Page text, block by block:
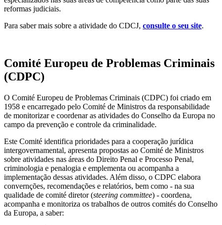
reformas judiciais.
Para saber mais sobre a atividade do CDCJ, consulte o seu site.
Comité Europeu de Problemas Criminais
(CDPC)
O Comité Europeu de Problemas Criminais (CDPC) foi criado em
1958 e encarregado pelo Comité de Ministros da responsabilidade
de monitorizar e coordenar as atividades do Conselho da Europa no
campo da prevenção e controle da criminalidade.
Este Comité identifica prioridades para a cooperação jurídica
intergovernamental, apresenta propostas ao Comité de Ministros
sobre atividades nas áreas do Direito Penal e Processo Penal,
criminologia e penalogia e emplementa ou acompanha a
implementação dessas atividades. Além disso, o CDPC elabora
convernções, recomendações e relatórios, bem como - na sua
qualidade de comité diretor (steering committee) - coordena,
acompanha e monitoriza os trabalhos de outros comités do Conselho
da Europa, a saber: